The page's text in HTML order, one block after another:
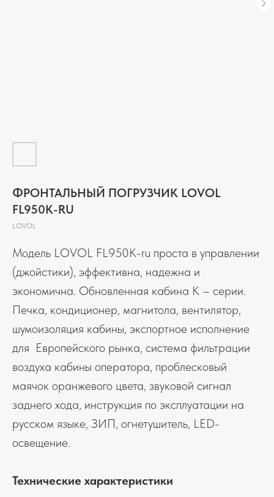
ФРОНТАЛЬНЫЙ ПОГРУЗЧИК LOVOL
FL950K-RU
LOVOL
Модель LOVOL FL950K-ru проста в управлении
(джойстики), эффективна, надежна и
экономична. Обновленная кабина К – серии.
Печка, кондиционер, магнитола, вентилятор,
шумоизоляция кабины, экспортное исполнение
для Европейского рынка, система фильтрации
воздуха кабины оператора, проблесковый
маячок оранжевого цвета, звуковой сигнал
заднего хода, инструкция по эксплуатации на
русском языке, ЗИП, огнетушитель, LED-
освещение.
Технические характеристики